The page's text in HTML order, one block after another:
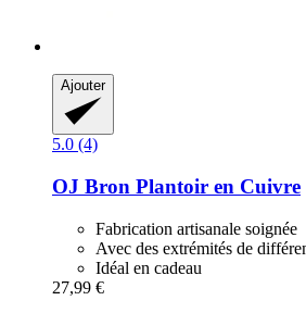
Ajouter
5.0 (4)
OJ Bron Plantoir en Cuivre
Fabrication artisanale soignée
Avec des extrémités de
Idéal en cadeau
27,99 €